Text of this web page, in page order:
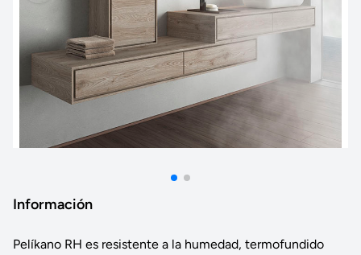
Información
Pelíkano RH es resistente a la humedad, termofundido